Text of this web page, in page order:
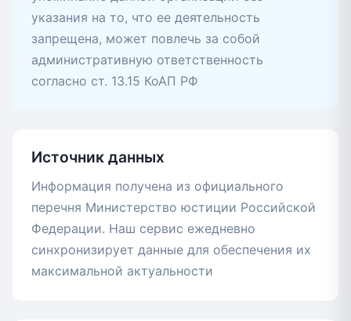
указания на то, что ее деятельность
запрещена, может повлечь за собой
административную ответственность
согласно ст. 13.15 КоАП РФ
Источник данных
Информация получена из официального
перечня Министерство юстиции Российской
Федерации. Наш сервис ежедневно
синхронизирует данные для обеспечения их
максимальной актуальности